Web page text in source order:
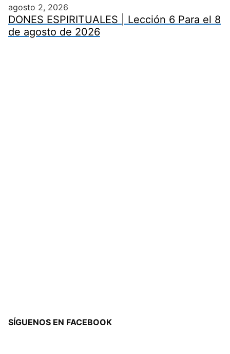
agosto 2, 2026
DONES ESPIRITUALES | Lección 6 Para el 8
de agosto de 2026
SÍGUENOS EN FACEBOOK